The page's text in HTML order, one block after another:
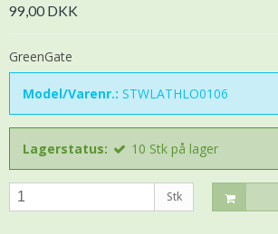
99,00 DKK
GreenGate
Model/Varenr.: STWLATHLO0106
Lagerstatus: 10 Stk på lager
Stk